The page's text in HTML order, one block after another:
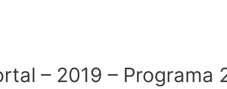
– 2019 – Programa